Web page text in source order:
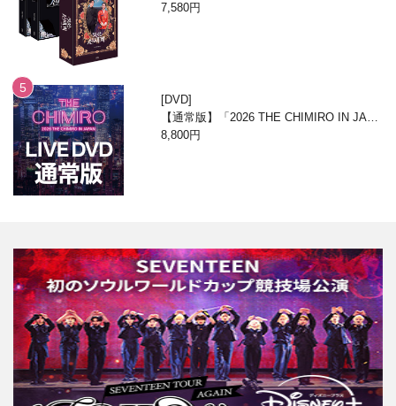
巻/ブックケースエディション]
7,580円
DVD
【通常版】「2026 THE CHIMIRO IN JAPA
N」DVD
8,800円